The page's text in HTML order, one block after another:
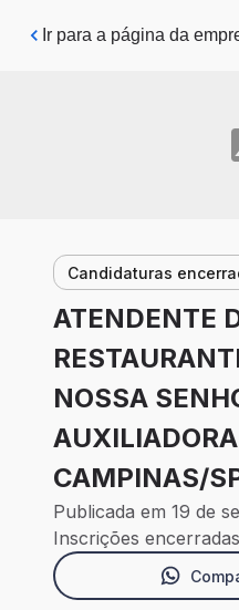
Pular para o conteúdo
Ir para a página da
Candidaturas
ATENDENTE
NOSSA
CAMPINAS/
Publicada em 19 de
Inscrições encerradas